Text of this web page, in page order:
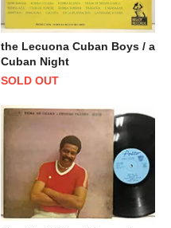
the Lecuona Cuban Boys / a
Cuban Night
SOLD OUT